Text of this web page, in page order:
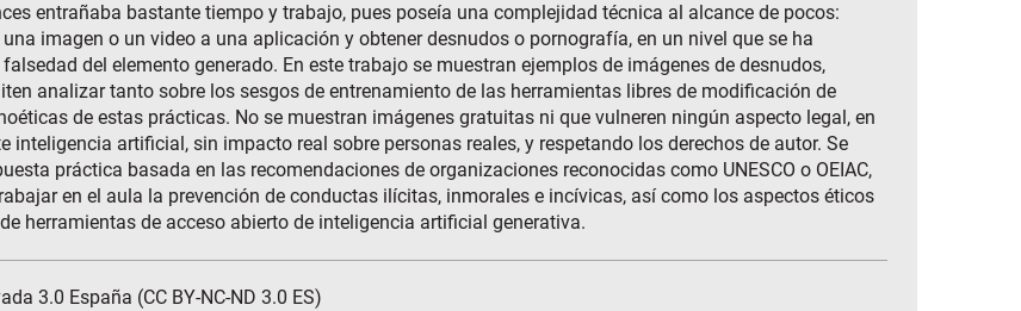
entrañaba bastante tiempo y trabajo, pues poseía una complejidad técnica al alcance de pocos:
imagen o un video a una aplicación y obtener desnudos o pornografía, en un nivel que se ha
del elemento generado. En este trabajo se muestran ejemplos de imágenes de desnudos,
analizar tanto sobre los sesgos de entrenamiento de las herramientas libres de modificación de
de estas prácticas. No se muestran imágenes gratuitas ni que vulneren ningún aspecto legal, en
artificial, sin impacto real sobre personas reales, y respetando los derechos de autor. Se
práctica basada en las recomendaciones de organizaciones reconocidas como UNESCO o OEIAC,
en el aula la prevención de conductas ilícitas, inmorales e incívicas, así como los aspectos éticos
herramientas de acceso abierto de inteligencia artificial generativa.
3.0 España (CC BY-NC-ND 3.0 ES)